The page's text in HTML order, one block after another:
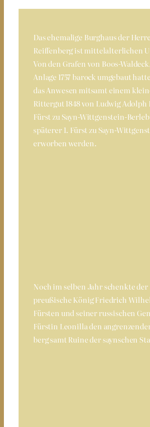
Das ehemalige Burghaus der
Reiffenberg ist mittelalterlichen
Von den Grafen von Boos-
Anlage 1757 barock umgebaut
das Anwesen mitsamt einem
Rittergut 1848 von Ludwig
Fürst zu Sayn-Wittgenstein-
späterer 1. Fürst zu Sayn-
erworben werden.
Noch im selben Jahr schenkte der
preußische König Friedrich
Fürsten und seiner russischen
Fürstin Leonilla den
berg samt Ruine der saynschen